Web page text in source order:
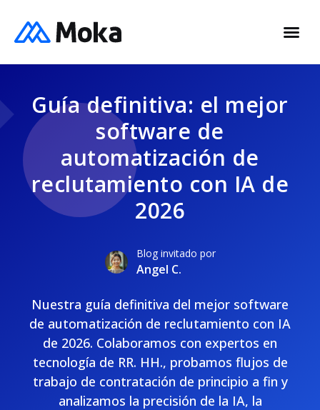
Guía definitiva: el mejor
software de
automatización de
reclutamiento con IA de
2026
Blog invitado por
Angel C.
Nuestra guía definitiva del mejor software
de automatización de reclutamiento con IA
de 2026. Colaboramos con expertos en
tecnología de RR. HH., probamos flujos de
trabajo de contratación de principio a fin y
analizamos la precisión de la IA, la